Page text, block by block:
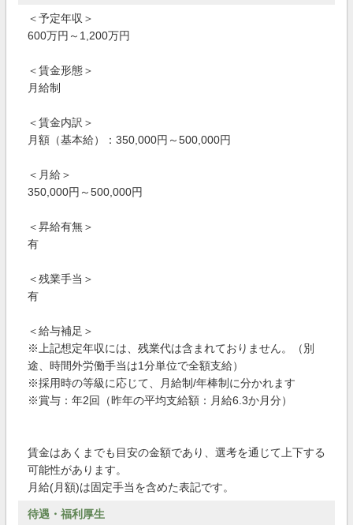
＜予定年収＞
600万円～1,200万円
＜賃金形態＞
月給制
＜賃金内訳＞
月額（基本給）：350,000円～500,000円
＜月給＞
350,000円～500,000円
＜昇給有無＞
有
＜残業手当＞
有
＜給与補足＞
※上記想定年収には、残業代は含まれておりません。（別
途、時間外労働手当は1分単位で全額支給）
※採用時の等級に応じて、月給制/年棒制に分かれます
※賞与：年2回（昨年の平均支給額：月給6.3か月分）
賃金はあくまでも目安の金額であり、選考を通じて上下する
可能性があります。
月給(月額)は固定手当を含めた表記です。
待遇・福利厚生